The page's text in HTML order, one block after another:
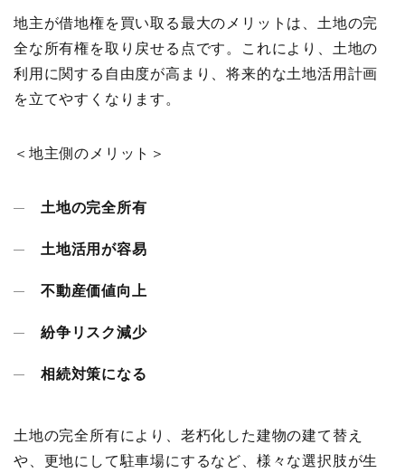
地主が借地権を買い取る最大のメリットは、土地の完
全な所有権を取り戻せる点です。これにより、土地の
利用に関する自由度が高まり、将来的な土地活用計画
を立てやすくなります。
＜地主側のメリット＞
土地の完全所有
土地活用が容易
不動産価値向上
紛争リスク減少
相続対策になる
土地の完全所有により、老朽化した建物の建て替え
や、更地にして駐車場にするなど、様々な選択肢が生